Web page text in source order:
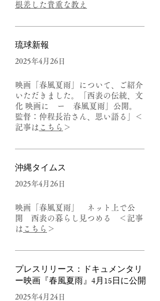
根差した貴重な教え
​琉球新報
2025年4月26日
​映画「春風夏雨」について、ご紹介
いただきました。「西表の伝統、文
化 映画に ー 春風夏雨」公開。
監督：仲程長治さん、思い語る」＜
記事は こちら ＞
​沖縄タイムス
2025年4月26日
映画「春風夏雨」 ネット上で公
開 西表の暮らし見つめる ＜記事
は こちら ＞
プレスリリース：ドキュメンタリ
ー映画『春風夏雨』4月15日に公開
2025年4月24日